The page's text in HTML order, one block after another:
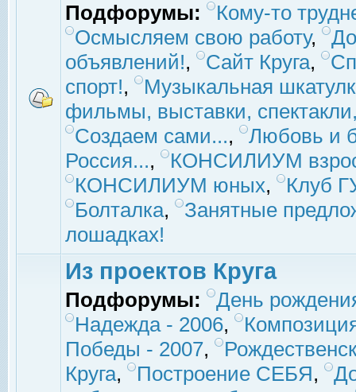
Подфорумы:
Кому-то
Осмысляем свою работу,
объявлений!, Сайт Круга,
спорт!,
Музыкальная
фильмы, выставки,
Создаем сами...,
Любовь и
Россия...,
КОНСИЛИУМ
КОНСИЛИУМ юных,
Клуб
Болталка,
Занятные
лошадках!
Из проектов Круга
Подфорумы:
День
Надежда - 2006,
Победы - 2007,
Круга, Построение СЕБЯ,